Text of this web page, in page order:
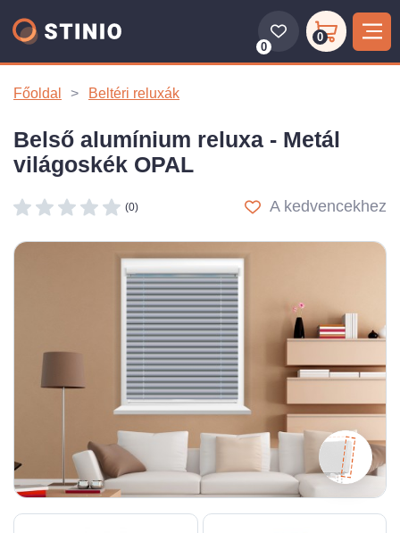
0
0
Főoldal Beltéri reluxák
Belső alumínium reluxa - Metál
világoskék OPAL
(0) A kedvencekhez